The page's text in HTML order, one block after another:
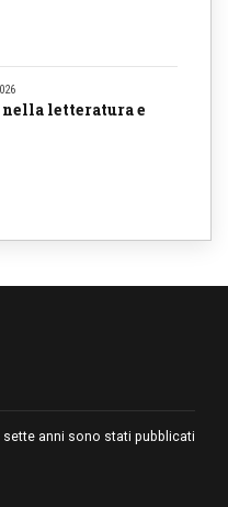
letteratura e
sette anni sono stati pubblicati